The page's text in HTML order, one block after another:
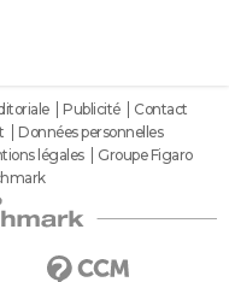
Publicité
Contact
Données personnelles
légales
Groupe Figaro